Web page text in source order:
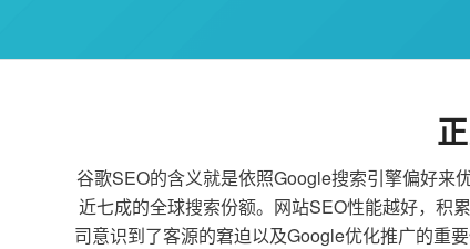
谷歌SEO的含义就是依照Google搜索引擎偏好来
近七成的全球搜索份额。网站SEO性能越好，积
司意识到了客源的窘迫以及Google优化推广的重